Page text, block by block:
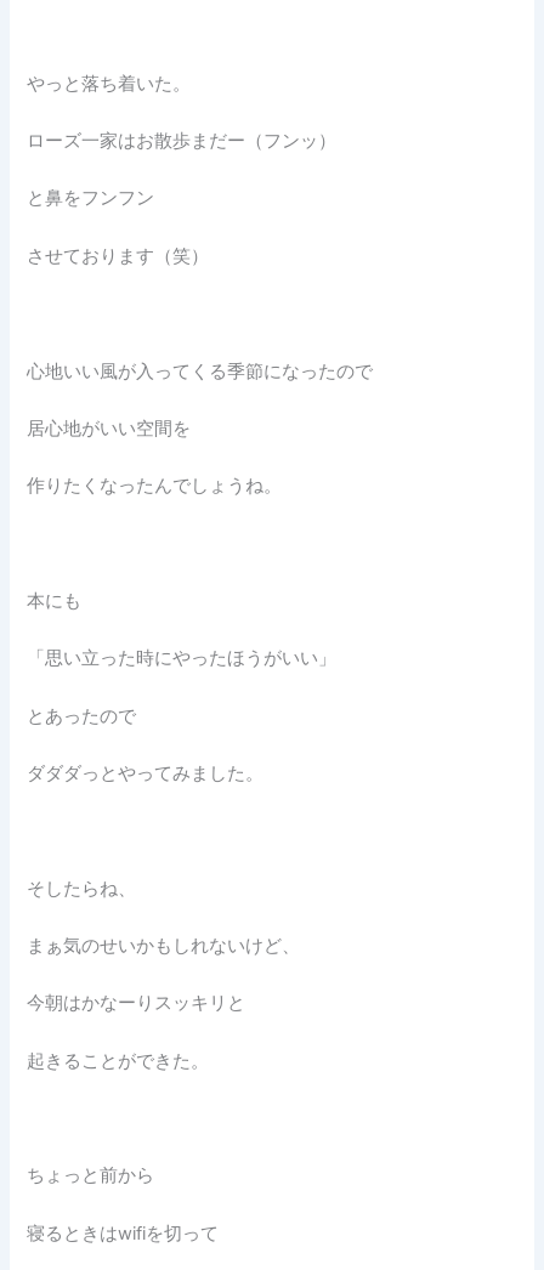
やっと落ち着いた。
ローズ一家はお散歩まだー（フンッ）
と鼻をフンフン
させております（笑）
心地いい風が入ってくる季節になったので
居心地がいい空間を
作りたくなったんでしょうね。
本にも
「思い立った時にやったほうがいい」
とあったので
ダダダっとやってみました。
そしたらね、
まぁ気のせいかもしれないけど、
今朝はかなーりスッキリと
起きることができた。
ちょっと前から
寝るときはwifiを切って